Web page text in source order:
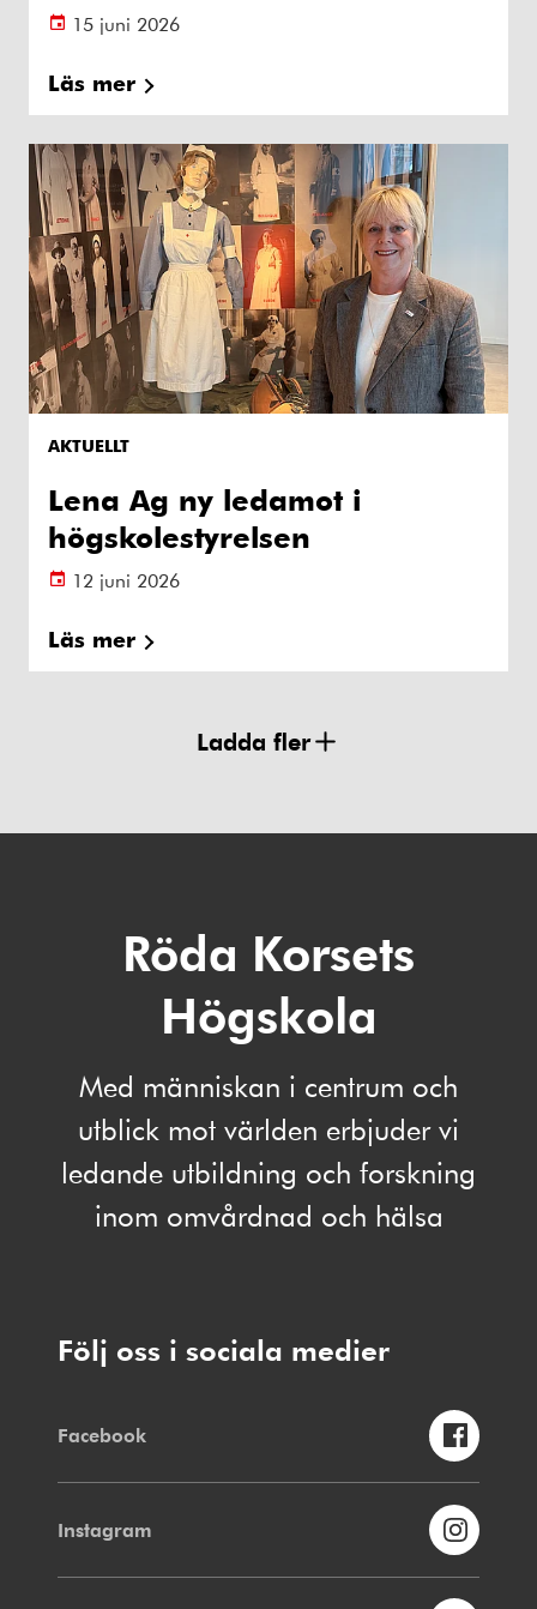
15 juni 2026
Läs mer
AKTUELLT
Lena Ag ny ledamot i
högskolestyrelsen
12 juni 2026
Läs mer
Ladda fler
Röda Korsets
Högskola
Med människan i centrum och
utblick mot världen erbjuder vi
ledande utbildning och forskning
inom omvårdnad och hälsa
Följ oss i sociala medier
Facebook
Instagram